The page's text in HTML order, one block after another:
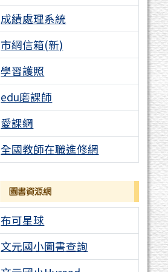
成績處理系統
市網信箱(新)
學習護照
edu磨課師
愛課網
全國教師在職進修網
圖書資源網
布可星球
文元國小圖書查詢